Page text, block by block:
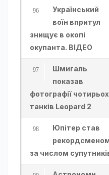
Український
воїн впритул
знищує в окопі
окупанта. ВІДЕО
Шмигаль
показав
фотографії чотирьох
танків Leopard 2
Юпітер став
за числом